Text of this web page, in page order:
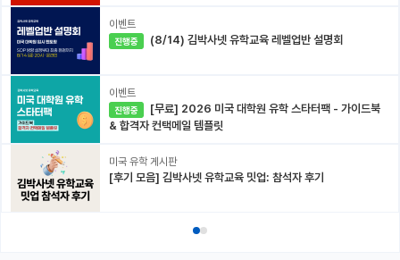
이벤트
진행중 (8/14) 김박사넷 유학교육 레벨업반 설명회
이벤트
진행중
& 합격자 컨택메일 템플릿
미국 유학 게시판
[후기 모음] 김박사넷 유학교육 밋업: 참석자 후기